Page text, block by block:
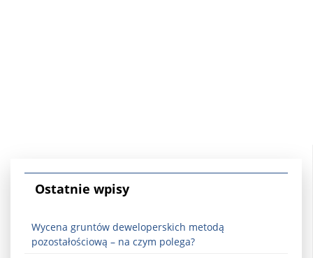
Ostatnie wpisy
Wycena gruntów deweloperskich metodą
pozostałościową – na czym polega?